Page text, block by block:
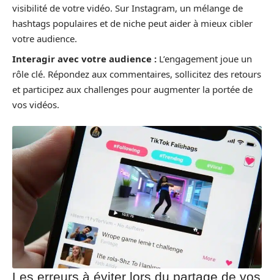
visibilité de votre vidéo. Sur Instagram, un mélange de
hashtags populaires et de niche peut aider à mieux cibler
votre audience.
Interagir avec votre audience : L’engagement joue un
rôle clé. Répondez aux commentaires, sollicitez des retours
et participez aux challenges pour augmenter la portée de
vos vidéos.
Les erreurs à éviter lors du partage de vos